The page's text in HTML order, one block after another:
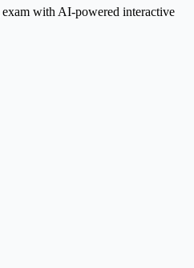
with AI-powered interactive